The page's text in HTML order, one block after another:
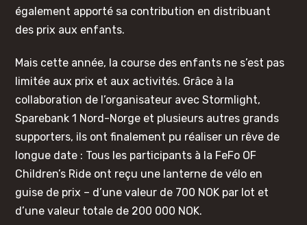
également apporté sa contribution en distribuant
des prix aux enfants.
Mais cette année, la course des enfants ne s’est pas
limitée aux prix et aux activités. Grâce à la
collaboration de l’organisateur avec Stormlight,
Sparebank 1 Nord-Norge et plusieurs autres grands
supporters, ils ont finalement pu réaliser un rêve de
longue date : Tous les participants à la FeFo OF
Children’s Ride ont reçu une lanterne de vélo en
guise de prix – d’une valeur de 700 NOK par lot et
d’une valeur totale de 200 000 NOK.